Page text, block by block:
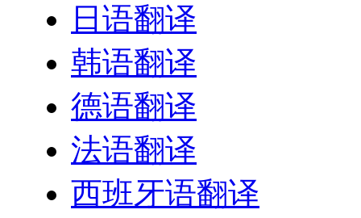
日语翻译
韩语翻译
德语翻译
法语翻译
西班牙语翻译